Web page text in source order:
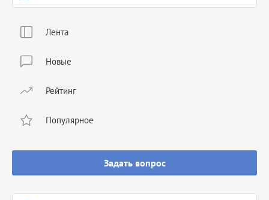
Лента
Новые
Рейтинг
Популярное
Задать вопрос